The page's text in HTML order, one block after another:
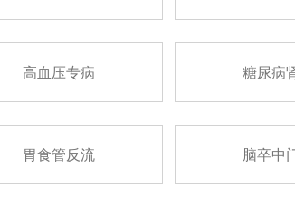
高血压专病 糖尿病
胃食管反流 脑卒中